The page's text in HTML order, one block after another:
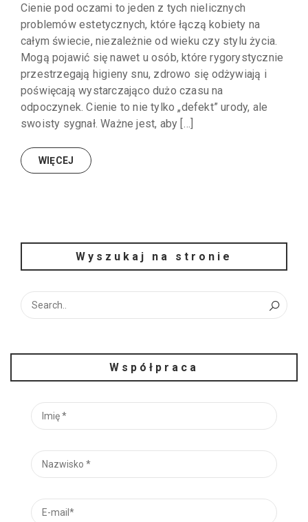
Cienie pod oczami to jeden z tych nielicznych
problemów estetycznych, które łączą kobiety na
całym świecie, niezależnie od wieku czy stylu życia.
Mogą pojawić się nawet u osób, które rygorystycznie
przestrzegają higieny snu, zdrowo się odżywiają i
poświęcają wystarczająco dużo czasu na
odpoczynek. Cienie to nie tylko „defekt” urody, ale
swoisty sygnał. Ważne jest, aby […]
WIĘCEJ
Wyszukaj na stronie
Współpraca